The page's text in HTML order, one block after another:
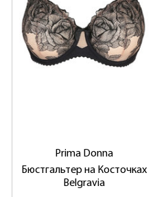
Prima Donna
Бюстгальтер на Косточках
Belgravia